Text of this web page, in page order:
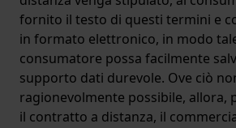
fornito il testo di questi termini e
in formato elettronico, in modo
consumatore possa facilmente
supporto dati durevole. Ove ciò
ragionevolmente possibile, allora,
il contratto a distanza, il